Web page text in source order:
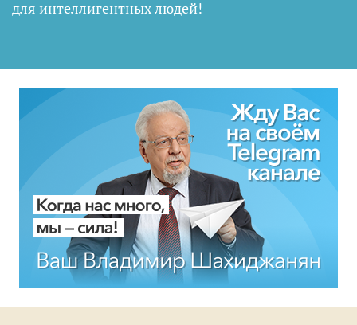
для интеллигентных людей!